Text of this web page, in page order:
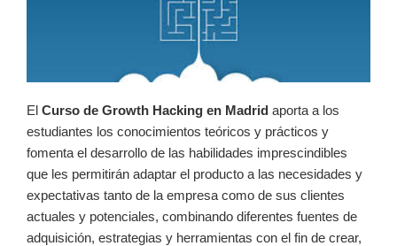
El Curso de Growth Hacking en Madrid aporta a los
estudiantes los conocimientos teóricos y prácticos y
fomenta el desarrollo de las habilidades imprescindibles
que les permitirán adaptar el producto a las necesidades y
expectativas tanto de la empresa como de sus clientes
actuales y potenciales, combinando diferentes fuentes de
adquisición, estrategias y herramientas con el fin de crear,